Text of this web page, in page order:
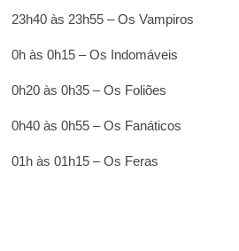
23h40 às 23h55 – Os Vampiros
0h às 0h15 – Os Indomáveis
0h20 às 0h35 – Os Foliões
0h40 às 0h55 – Os Fanáticos
01h às 01h15 – Os Feras